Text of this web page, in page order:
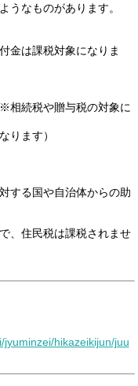
うなものがあります。
金は課税対象になりま
相続税や贈与税の対象に
ります）
する国や自治体からの助
、住民税は課税されませ
hikazeikijun/juu